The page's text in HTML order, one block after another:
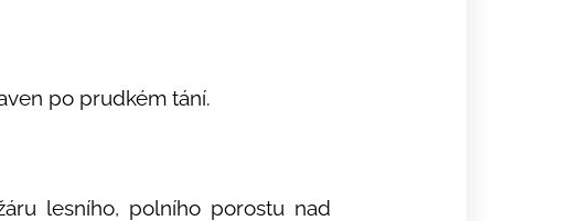
po prudkém tání.
lesního, polního porostu nad